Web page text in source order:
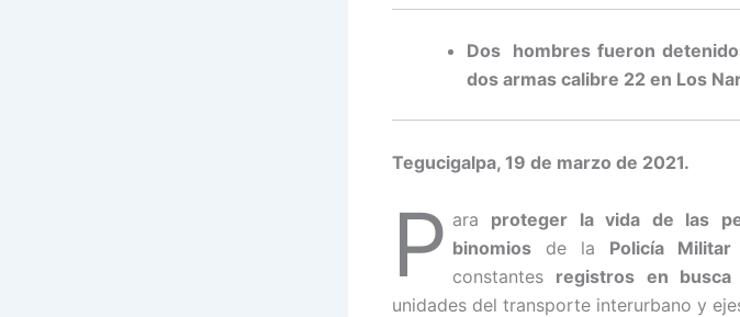
Dos hombres fueron
dos armas calibre 22 en Los
Tegucigalpa, 19 de marzo de 2021.
P ara proteger la vida de las
binomios de la Policía
constantes registros en
unidades del transporte interurbano y